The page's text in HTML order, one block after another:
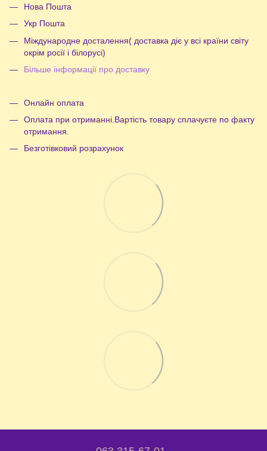
Нова Пошта
Укр Пошта
Міждународне досталення( доставка діє у всі країни світу
окрім росії і білорусі)
Більше інформації про доставку
Онлайн оплата
Оплата при отриманні.Вартість товару сплачуєте по факту
отримання.
Безготівковий розрахунок